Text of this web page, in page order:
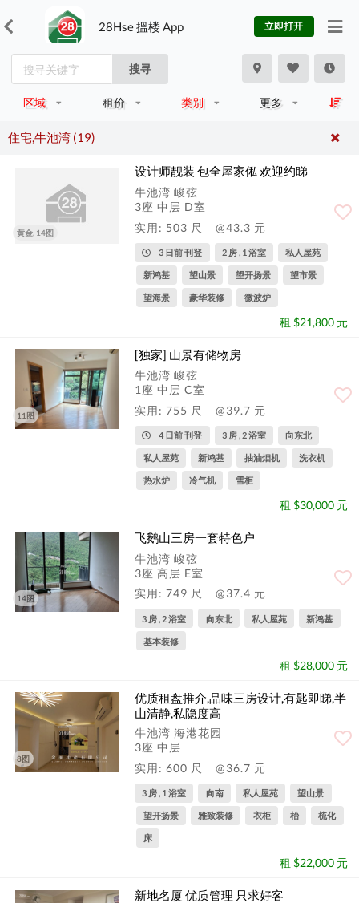
28Hse 搵楼 App 立即打开
搜寻
区域 租价 类别 更多
住宅,牛池湾 (19)
黄金, 14图
设计师靓装 包全屋家俬 欢迎约睇
牛池湾 峻弦
3座 中层 D室
实用: 503 尺
@43.3 元
3 日前 刊登 2 房 , 1 浴室 私人屋苑
新鸿基 望山景 望开扬景 望市景
望海景 豪华装修 微波炉
租 $21,800 元
11图
[独家] 山景有储物房
牛池湾 峻弦
1座 中层 C室
实用: 755 尺
@39.7 元
4 日前 刊登 3 房 , 2 浴室 向东北
私人屋苑 新鸿基 抽油烟机 洗衣机
热水炉 冷气机 雪柜
租 $30,000 元
14图
飞鹅山三房一套特色户
牛池湾 峻弦
3座 高层 E室
实用: 749 尺
@37.4 元
3 房 , 2 浴室 向东北 私人屋苑 新鸿基
基本装修
租 $28,000 元
8图
优质租盘推介,品味三房设计,有匙即睇,半
山清静,私隐度高
牛池湾 海港花园
3座 中层
实用: 600 尺
@36.7 元
3 房 , 1 浴室 向南 私人屋苑 望山景
望开扬景 雅致装修 衣柜 枱 梳化
床
租 $22,000 元
新地名厦 优质管理 只求好客